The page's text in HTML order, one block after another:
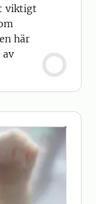
viktigt
här
av